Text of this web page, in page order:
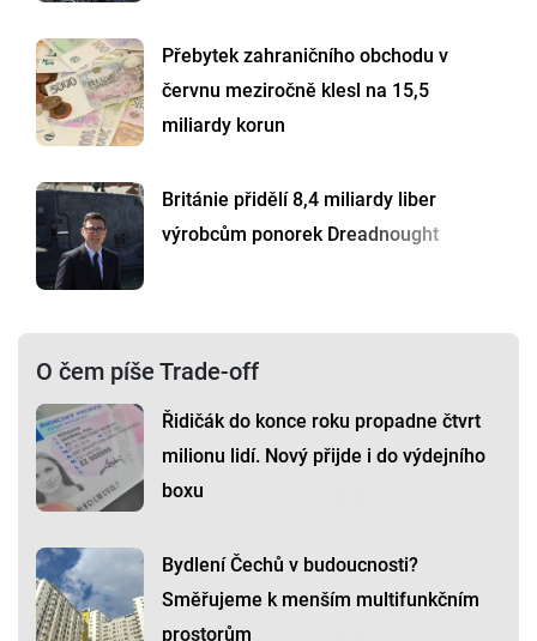
Přebytek zahraničního obchodu v
červnu meziročně klesl na 15,5
miliardy korun
Británie přidělí 8,4 miliardy liber
výrobcům ponorek Dreadnought
O čem píše Trade-off
Řidičák do konce roku propadne čtvrt
milionu lidí. Nový přijde i do výdejního
boxu
Bydlení Čechů v budoucnosti?
Směřujeme k menším multifunkčním
prostorům